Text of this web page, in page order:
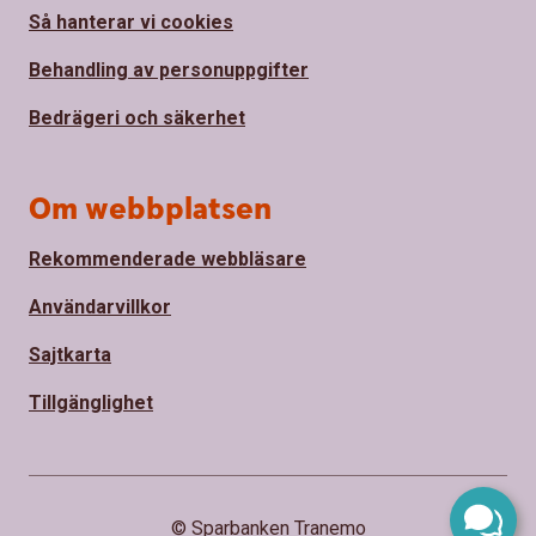
Så hanterar vi cookies
Behandling av personuppgifter
Bedrägeri och säkerhet
Om webbplatsen
Rekommenderade webbläsare
Användarvillkor
Sajtkarta
Tillgänglighet
© Sparbanken Tranemo